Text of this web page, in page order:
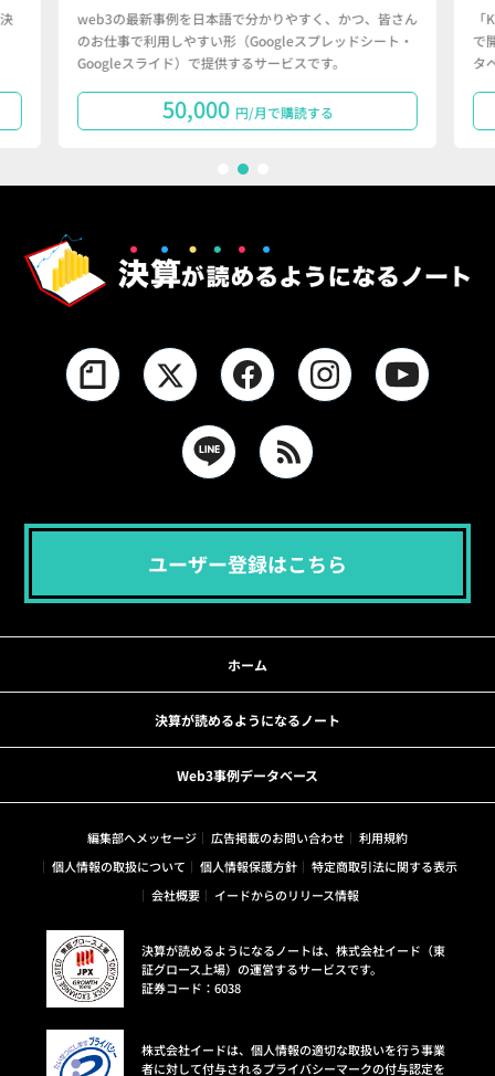
web3の最新事例を日本語で分かりやすく、かつ、皆さん
のお仕事で利用しやすい形（Googleスプレッドシート・
Googleスライド）で提供するサービスです。
50,000 円/月で購読する
で
タ
ユーザー登録はこちら
ホーム
決算が読めるようになるノート
Web3事例データベース
編集部へメッセージ 広告掲載のお問い合わせ
利用規約
個人情報の取扱について
個人情報保護方針
特定商取引法に関する表示
会社概要
イードからのリリース情報
決算が読めるようになるノートは、株式会社イード（東
証グロース上場）の運営するサービスです。
証券コード：6038
株式会社イードは、個人情報の適切な取扱いを行う事業
者に対して付与されるプライバシーマークの付与認定を